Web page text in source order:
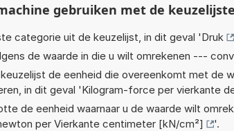
gebruiken met de
categorie uit de keuzelijst, in dit geval 'Druk
de waarde in die u wilt omrekenen ---
de eenheid die overeenkomt met de
in dit geval 'Kilogram-force per vierkante
de eenheid waarnaar u de waarde wilt
per Vierkante centimeter [kN/cm²] '.